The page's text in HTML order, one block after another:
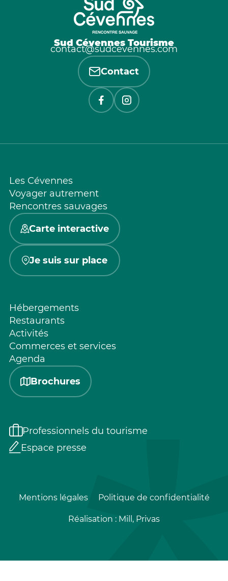
Sud Cévennes Tourisme
contact@sudcevennes.com
Contact
Les Cévennes
Voyager autrement
Rencontres sauvages
Carte interactive
Je suis sur place
Hébergements
Restaurants
Activités
Commerces et services
Agenda
Brochures
Professionnels du tourisme
Espace presse
Mentions légales Politique de confidentialité
Réalisation : Mill, Privas